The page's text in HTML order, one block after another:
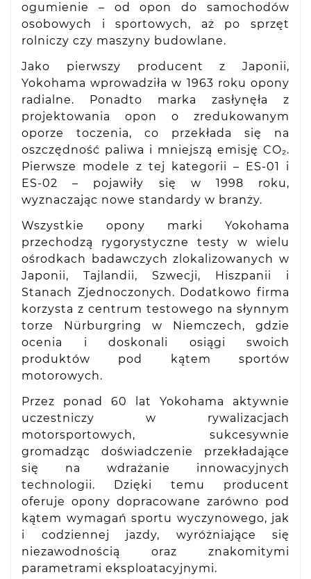
ogumienie – od opon do samochodów
osobowych i sportowych, aż po sprzęt
rolniczy czy maszyny budowlane.
Jako pierwszy producent z Japonii,
Yokohama wprowadziła w 1963 roku opony
radialne. Ponadto marka zasłynęła z
projektowania opon o zredukowanym
oporze toczenia, co przekłada się na
oszczędność paliwa i mniejszą emisję CO₂.
Pierwsze modele z tej kategorii – ES-01 i
ES-02 – pojawiły się w 1998 roku,
wyznaczając nowe standardy w branży.
Wszystkie opony marki Yokohama
przechodzą rygorystyczne testy w wielu
ośrodkach badawczych zlokalizowanych w
Japonii, Tajlandii, Szwecji, Hiszpanii i
Stanach Zjednoczonych. Dodatkowo firma
korzysta z centrum testowego na słynnym
torze Nürburgring w Niemczech, gdzie
ocenia i doskonali osiągi swoich
produktów pod kątem sportów
motorowych.
Przez ponad 60 lat Yokohama aktywnie
uczestniczy w rywalizacjach
motorsportowych, sukcesywnie
gromadząc doświadczenie przekładające
się na wdrażanie innowacyjnych
technologii. Dzięki temu producent
oferuje opony dopracowane zarówno pod
kątem wymagań sportu wyczynowego, jak
i codziennej jazdy, wyróżniające się
niezawodnością oraz znakomitymi
parametrami eksploatacyjnymi.